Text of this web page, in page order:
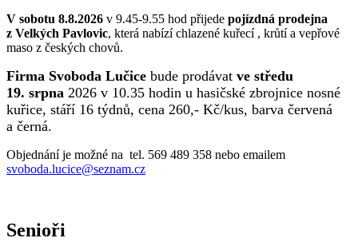
V sobotu 8.8.2026 v 9.45-9.55 hod přijede pojízdná prodejna
z Velkých Pavlovic, která nabízí chlazené kuřecí , krůtí a vepřové
maso z českých chovů.
Firma Svoboda Lučice bude prodávat ve středu
19. srpna 2026 v 10.35 hodin u hasičské zbrojnice nosné
kuřice, stáří 16 týdnů, cena 260,- Kč/kus, barva červená
a černá.
Objednání je možné na tel. 569 489 358 nebo emailem
svoboda.lucice@seznam.cz
Senioři